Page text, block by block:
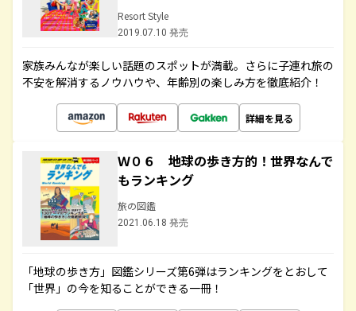
Resort Style
2019.07.10 発売
家族みんなが楽しい話題のスポットが満載。さらに子連れ旅の
不安を解消するノウハウや、年齢別の楽しみ方を徹底紹介！
詳細を見る
Ｗ０６ 地球の歩き方的！世界なんで
もランキング
旅の図鑑
2021.06.18 発売
「地球の歩き方」図鑑シリーズ第6弾はランキングをとおして
「世界」の今を知ることができる一冊！